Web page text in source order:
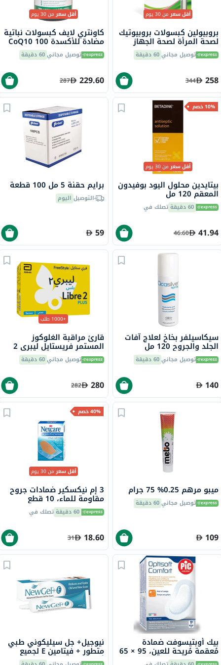
أقل سعرمن 30 يوم
بروبيولين كبسولات بروبيوتيك
لصحة المرأة لصحة الجهاز
الهضمي حزمة من 30
توصيل مجاني60 دقيقة
258
344
أقل سعرمن 30 يوم
كاونتري لايف كبسولات نباتية
مضادة للأكسدة CoQ10 100
ملجم لصحة القلب حزمة من
60 توصيل مجاني60 دقيقة
229.60
287
10% خصم
أقل سعرمن 30 يوم
بيتايدين محلول اليود بوفيدون
المعقم 120 مل
60 دقيقة تصلك في
41.94
46.60
برايم حقنة 5 مل 100 قطعة
التوصيل اليوم
59
سيكاسيلفر بخاخ لعلاج آفات
الجلد والجروح 120 مل
توصيل مجاني60 دقيقة
140
+1000 طلب
قارئ مراقبة الغلوكوز
المستمر فريستايل ليبري 2
بلس، المزود بمستشعر فلاش
توصيل مجاني60 دقيقة
280
282
ميبو مرهم 0.25% 75 جرام
توصيل مجاني60 دقيقة
109
40% خصم
أقل سعرمن 30 يوم
3 إم نيكسكير ضمادات جروح
مقاومة للماء، 10 قطع
60 دقيقة تصلك في
18.60
31
بيك أوبتيسوفت ضمادة
مُعقمة مُريحة للعين، 95 × 65
ملم، 10 قطع
نيوجيل+ جل سيليكوني طبي
متطور + فيتامين E لجميع
أنواع الندبات 15 جرام